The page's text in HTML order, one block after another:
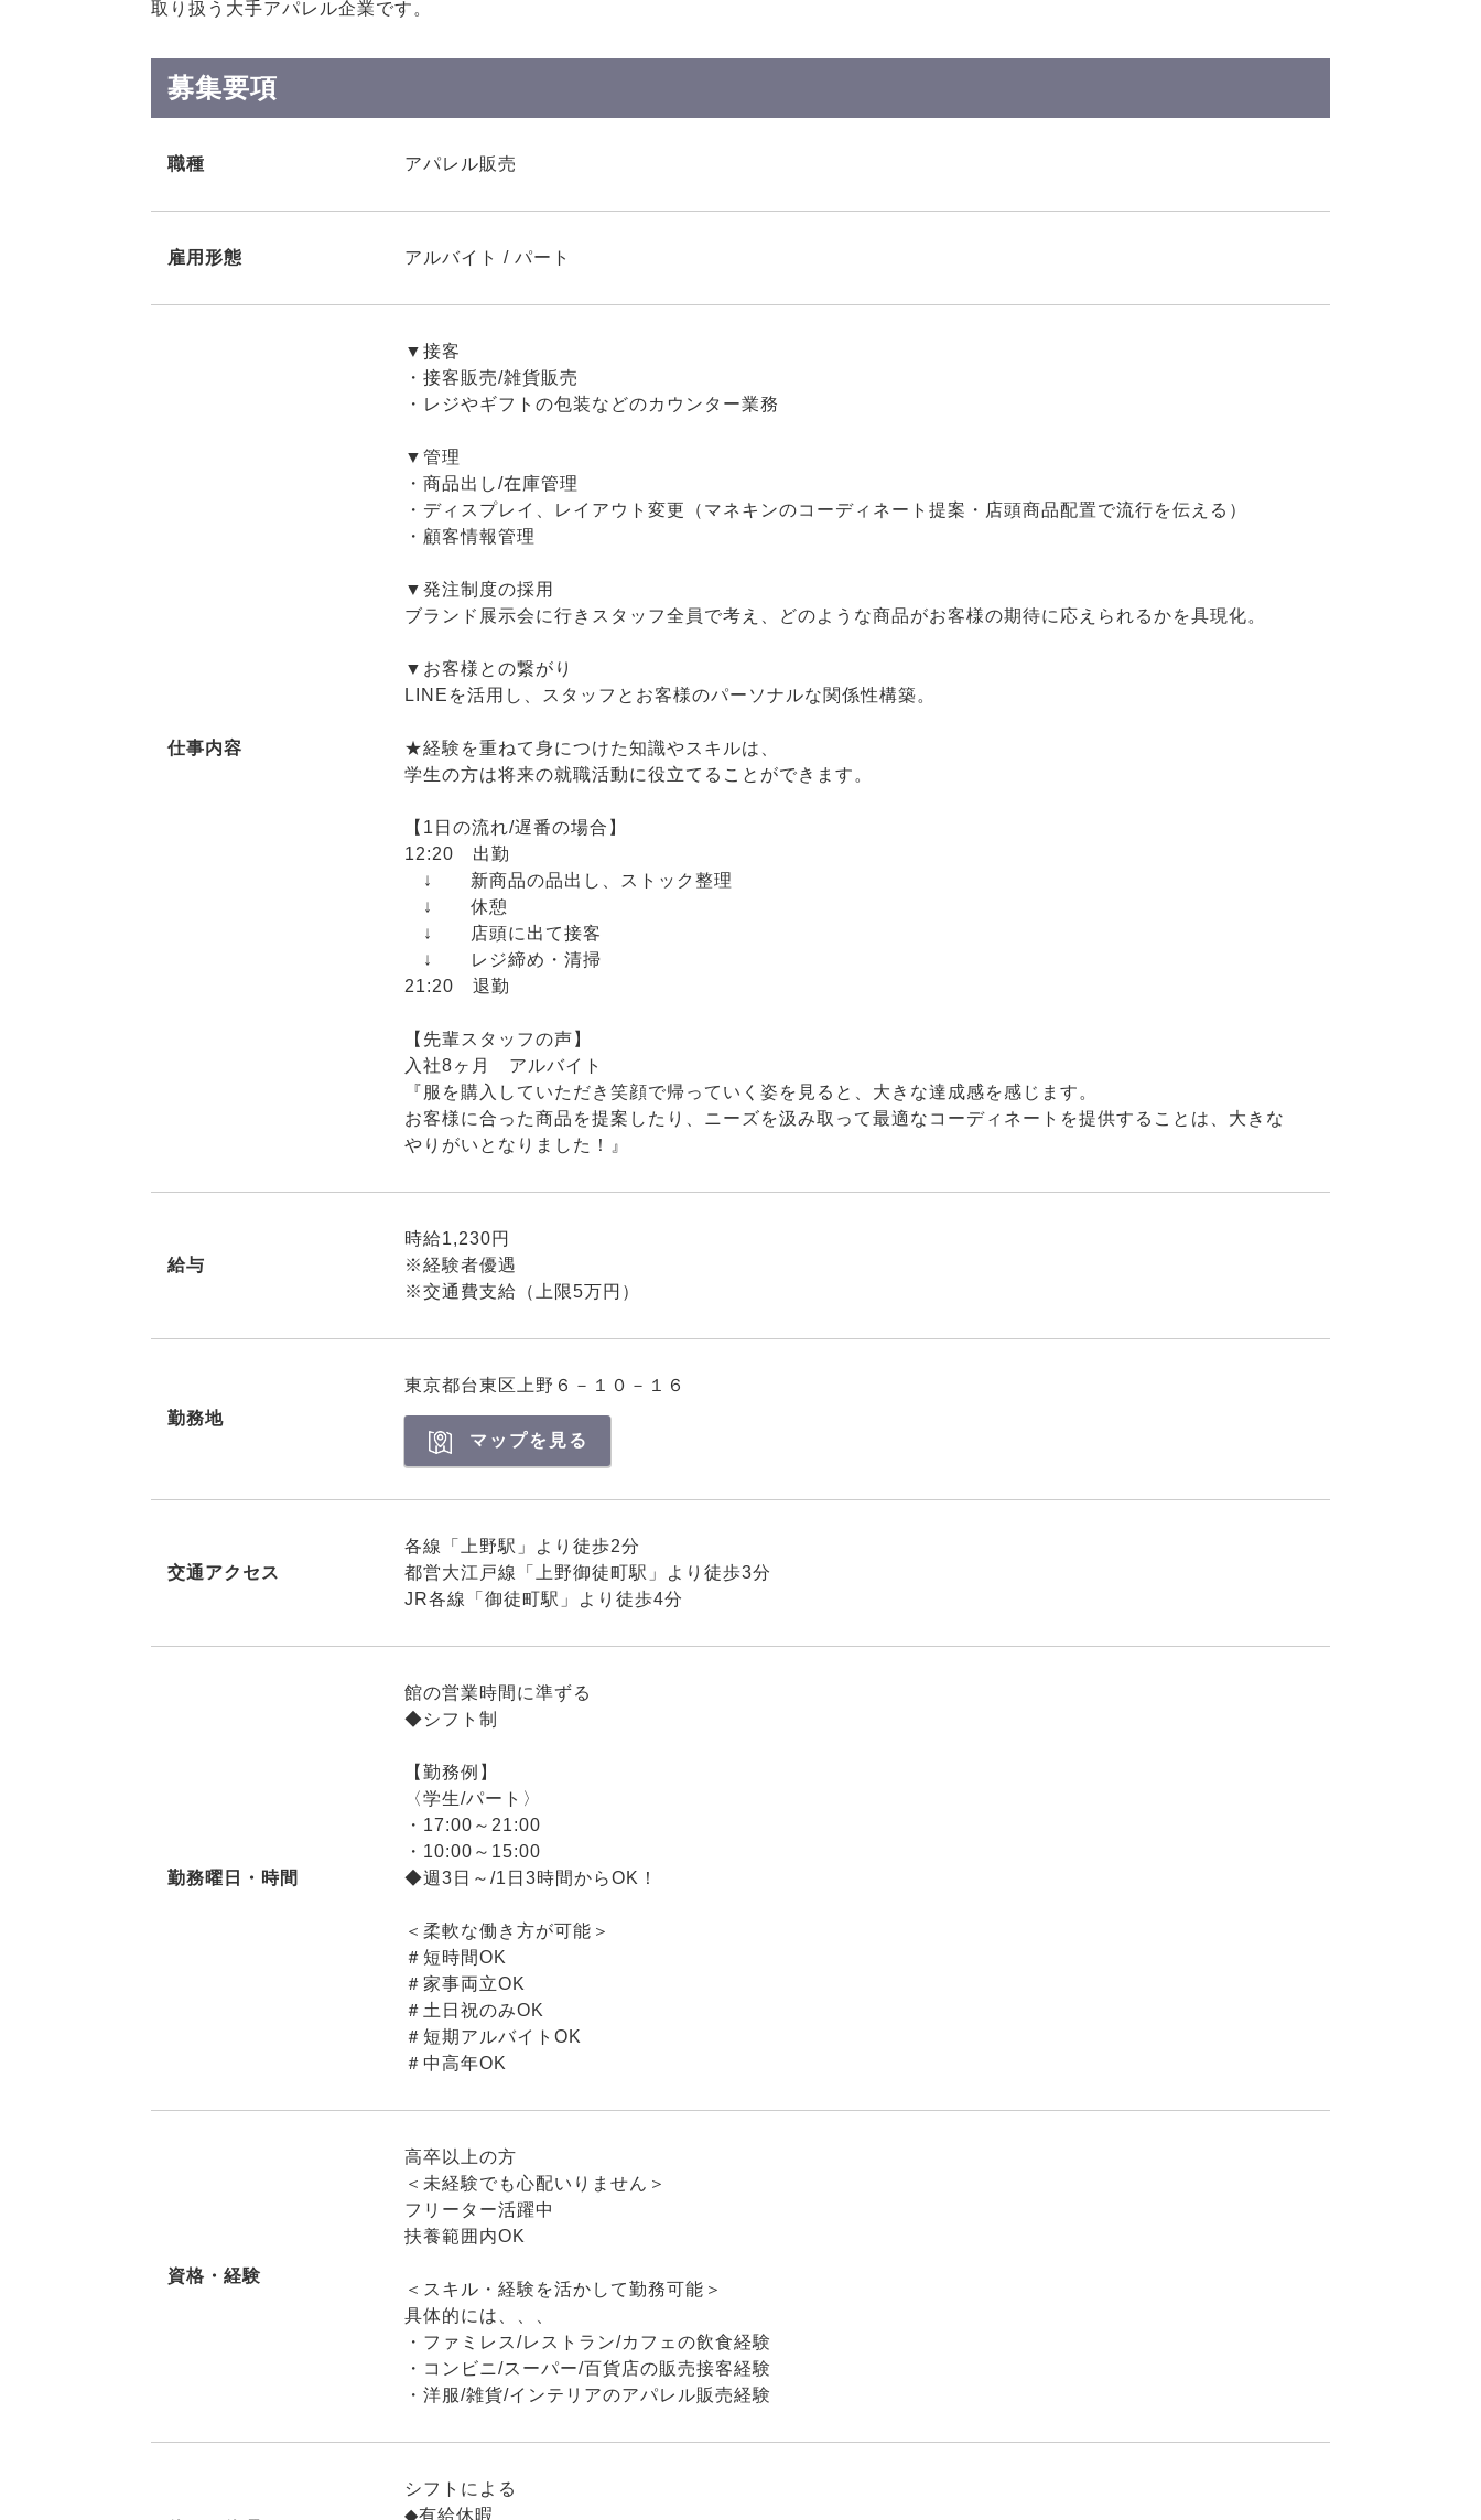
取り扱う大手アパレル企業です。
募集要項
職種 アパレル販売
雇用形態 アルバイト / パート
仕事内容
▼接客
・接客販売/雑貨販売
・レジやギフトの包装などのカウンター業務
▼管理
・商品出し/在庫管理
・ディスプレイ、レイアウト変更（マネキンのコーディネート提案・店頭商品配置で流行を伝える）
・顧客情報管理
▼発注制度の採用
ブランド展示会に行きスタッフ全員で考え、どのような商品がお客様の期待に応えられるかを具現化。
▼お客様との繋がり
LINEを活用し、スタッフとお客様のパーソナルな関係性構築。
★経験を重ねて身につけた知識やスキルは、
学生の方は将来の就職活動に役立てることができます。
【1日の流れ/遅番の場合】
12:20 出勤
↓ 新商品の品出し、ストック整理
↓ 休憩
↓ 店頭に出て接客
↓ レジ締め・清掃
21:20 退勤
【先輩スタッフの声】
入社8ヶ月 アルバイト
『服を購入していただき笑顔で帰っていく姿を見ると、大きな達成感を感じます。
お客様に合った商品を提案したり、ニーズを汲み取って最適なコーディネートを提供することは、大きな
やりがいとなりました！』
給与
時給1,230円
※経験者優遇
※交通費支給（上限5万円）
勤務地
東京都台東区上野６－１０－１６
マップを見る
交通アクセス
各線「上野駅」より徒歩2分
都営大江戸線「上野御徒町駅」より徒歩3分
JR各線「御徒町駅」より徒歩4分
勤務曜日・時間
館の営業時間に準ずる
◆シフト制
【勤務例】
〈学生/パート〉
・17:00～21:00
・10:00～15:00
◆週3日～/1日3時間からOK！
＜柔軟な働き方が可能＞
＃短時間OK
＃家事両立OK
＃土日祝のみOK
＃短期アルバイトOK
＃中高年OK
資格・経験
高卒以上の方
＜未経験でも心配いりません＞
フリーター活躍中
扶養範囲内OK
＜スキル・経験を活かして勤務可能＞
具体的には、、、
・ファミレス/レストラン/カフェの飲食経験
・コンビニ/スーパー/百貨店の販売接客経験
・洋服/雑貨/インテリアのアパレル販売経験
シフトによる
◆有給休暇